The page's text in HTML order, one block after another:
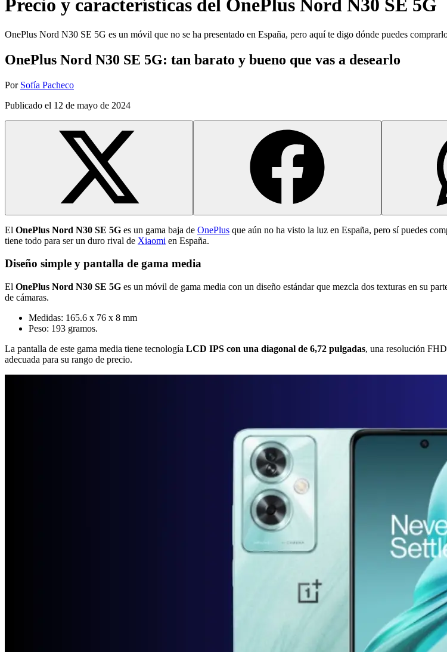
Precio y características del OnePlus Nord N30 SE 5G
OnePlus Nord N30 SE 5G es un móvil que no se ha presentado en España, pero aquí te digo dónde puedes
OnePlus Nord N30 SE 5G: tan barato y bueno que vas a desearlo
Por Sofía Pacheco
Publicado el 12 de mayo de 2024
El OnePlus Nord N30 SE 5G es un gama baja de OnePlus que aún no ha visto la luz en España, pero sí puedes
tiene todo para ser un duro rival de Xiaomi en España.
Diseño simple y pantalla de gama media
El OnePlus Nord N30 SE 5G es un móvil de gama media con un diseño estándar que mezcla dos texturas en su
de cámaras.
Medidas: 165.6 x 76 x 8 mm
Peso: 193 gramos.
La pantalla de este gama media tiene tecnología LCD IPS con una diagonal de 6,72 pulgadas, una resolución
adecuada para su rango de precio.